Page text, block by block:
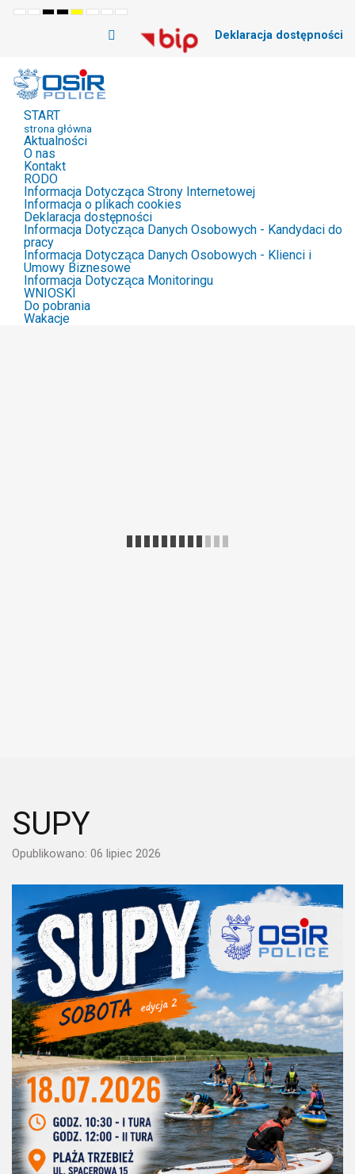
Default
Night
HighHighHigh
Contrast
Yellow
Set
Smaller
Font
Set
Default
Font
Set
Font
Deklaracja dostępności
START
strona główna
Aktualności
O nas
Kontakt
RODO
Informacja Dotycząca Strony Internetowej
Informacja o plikach cookies
Deklaracja dostępności
Informacja Dotycząca Danych Osobowych - Kandydaci do
pracy
Informacja Dotycząca Danych Osobowych - Klienci i
Umowy Biznesowe
Informacja Dotycząca Monitoringu
WNIOSKI
Do pobrania
Wakacje
SUPY
Opublikowano: 06 lipiec 2026